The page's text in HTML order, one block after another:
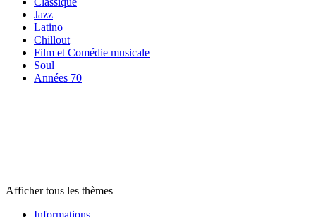
Jazz
Latino
Chillout
Film et Comédie musicale
Soul
Années 70
Afficher tous les thèmes
Informations